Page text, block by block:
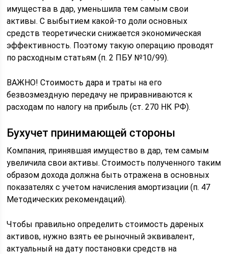
имущества в дар, уменьшила тем самым свои
активы. С выбытием какой-то доли основных
средств теоретически снижается экономическая
эффективность. Поэтому такую операцию проводят
по расходным статьям (п. 2 ПБУ №10/99).
ВАЖНО! Стоимость дара и траты на его
безвозмездную передачу не приравниваются к
расходам по налогу на прибыль (ст. 270 НК РФ).
Бухучет принимающей стороны
Компания, принявшая имущество в дар, тем самым
увеличила свои активы. Стоимость полученного таким
образом дохода должна быть отражена в основных
показателях с учетом начисления амортизации (п. 47
Методических рекомендаций).
Чтобы правильно определить стоимость дареных
активов, нужно взять ее рыночный эквивалент,
актуальный на дату постановки средств на